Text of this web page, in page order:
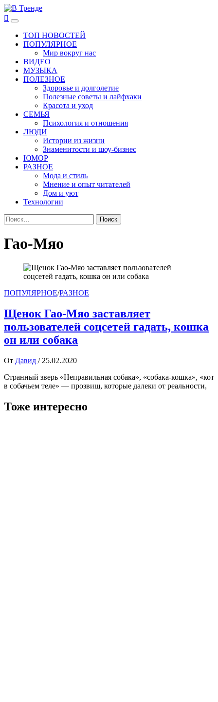
Перейти
к
содержимому
В Тренде
Самые свежие новости интернета
Основное
менюТОП НОВОСТЕЙ
ПОПУЛЯРНОЕ
Мир вокруг нас
ВИДЕО
МУЗЫКА
ПОЛЕЗНОЕ
Здоровье и долголетие
Полезные советы и лайфхаки
Красота и уход
СЕМЬЯ
Психология и отношения
ЛЮДИ
Истории из жизни
Знаменитости и шоу-бизнес
ЮМОР
РАЗНОЕ
Мода и стиль
Мнение и опыт читателей
Дом и уют
Технологии
Найти:
Гао-Мяо
ПОПУЛЯРНОЕ/РАЗНОЕ
Щенок Гао-Мяо заставляет
пользователей соцсетей гадать, кошка
он или собака
От Давид / 25.02.2020
Странный зверь «Неправильная собака», «собака-кошка», «кот
в собачьем теле» — прозвищ, которые далеки от реальности,
Тоже интересно